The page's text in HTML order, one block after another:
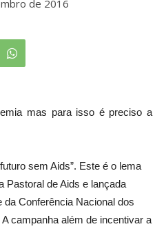
de 2016
mas para isso é preciso a
sem Aids”. Este é o lema
Pastoral de Aids e lançada
da Conferência Nacional dos
campanha além de incentivar a